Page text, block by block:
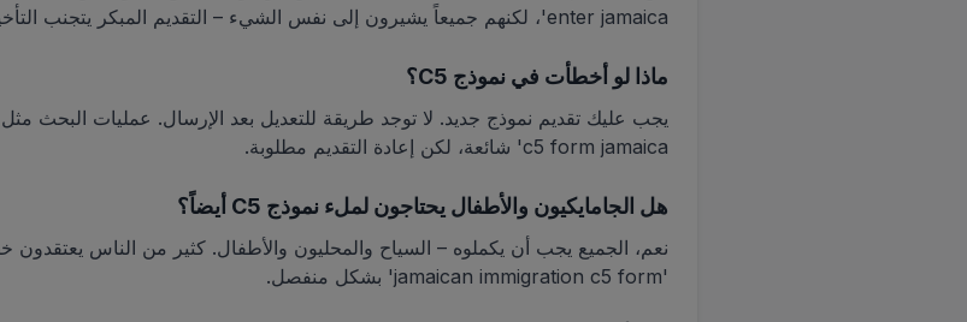
enter jamaica'، لكنهم جميعاً يشيرون إلى نفس الشيء – التقديم المبكر يتجنب التأخير.
ماذا لو أخطأت في نموذج C5؟
c5 form jamaica' شائعة، لكن إعادة التقديم مطلوبة.
هل الجامايكيون والأطفال يحتاجون لملء نموذج C5 أيضاً؟
نعم، الجميع يجب أن يكملوه – السياح والمحليون والأطفال. كثير من الناس يعتقدون
'jamaican immigration c5 form' بشكل منفصل.